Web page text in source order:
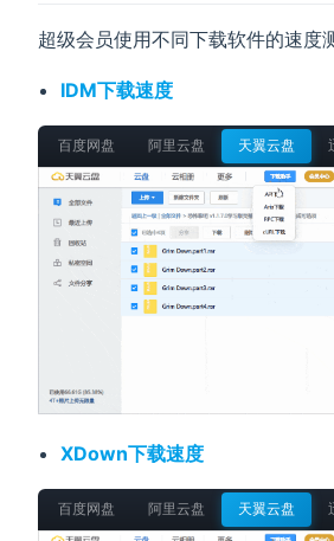
超级会员使用不同下载软件的速度
IDM下载速度
百度网盘 阿里云盘 天翼云盘
XDown下载速度
百度网盘 阿里云盘 天翼云盘